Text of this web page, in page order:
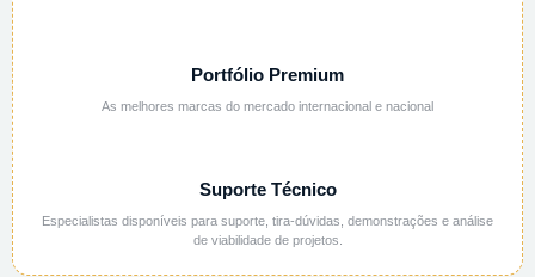
Portfólio Premium
As melhores marcas do mercado internacional e nacional
Suporte Técnico
Especialistas disponíveis para suporte, tira-dúvidas, demonstrações e análise
de viabilidade de projetos.